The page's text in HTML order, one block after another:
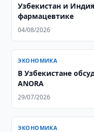
Узбекистан и
фармацевтике
04/08/2026
ЭКОНОМИКА
В Узбекистане
ANORA
29/07/2026
ЭКОНОМИКА